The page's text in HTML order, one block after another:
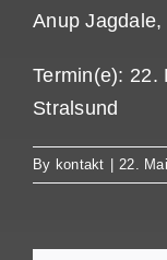
Anup
Termin(e): 22.
Stralsund
By kontakt | 22.